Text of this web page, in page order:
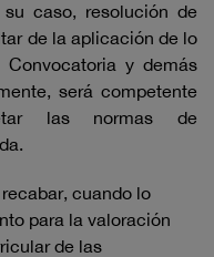
caso, resolución de
de la aplicación de lo
y demás
será competente
las normas de
cuando lo
para la valoración
de las